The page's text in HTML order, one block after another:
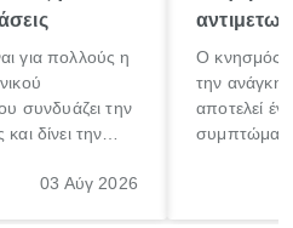
για πολλούς η
συνδυάζει την
δίνει την
μέρες
03 Αύγ 2026
Ο κνησμός
την ανάγκη
αποτελεί